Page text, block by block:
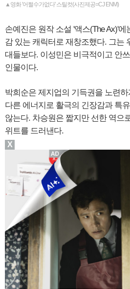
▲영화 '어쩔수가없다' 스틸컷(사진제공=CJ ENM)
손예진은 원작 소설 '액스(The Ax)'
감 있는 캐릭터로 재창조했다. 그는
대들보다. 이성민은 비극적이고 안
인물이다.
박희순은 제지업의 기득권을 노련
다른 에너지로 활극의 긴장감과 특
않는다. 차승원은 짧지만 선한 역으
위트를 드러낸다.
X